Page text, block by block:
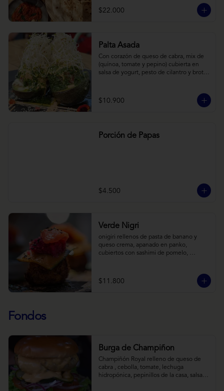
cebollas horneadas largamente, con
toques de aceite asiático sobre cama de
$22.000
Palta Asada
Con corazón de queso de cabra, mix de
(quínoa, tomate y pepino) cubierta en
salsa de yogurt, pesto de cilantro y brotes
$10.900
Porción de Papas
$4.500
Verde Nigri
onigiri rellenos de pasta de banano y
queso crema, apanado en panko,
cubiertos con sashimi de pomelo,
de crema de coco con wasabi y tierra de
cochayuyo.
$11.800
Fondos
Burga de Champiñon
Champiñón Royal relleno de queso de
cabra , cebolla, tomate, lechuga
hidropónica, pepinillos de la casa, salsa